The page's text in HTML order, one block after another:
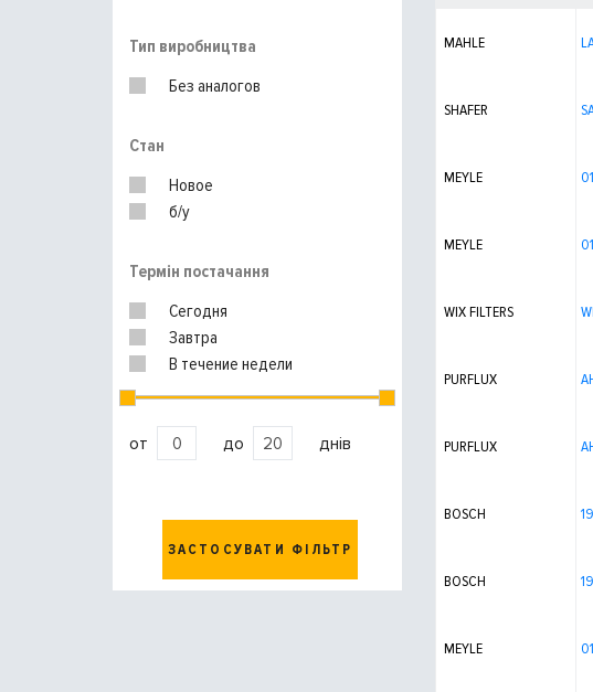
Corteco
BOSCH
Тип виробництва
Без аналогов
Стан
Новое
б/у
Термін постачання
Сегодня
Завтра
В течение недели
от до днів
ЗАСТОСУВАТИ ФІЛЬТР
MAHLE
SHAFER
MEYLE
MEYLE
WIX FILTERS
PURFLUX
PURFLUX
BOSCH
BOSCH
MEYLE